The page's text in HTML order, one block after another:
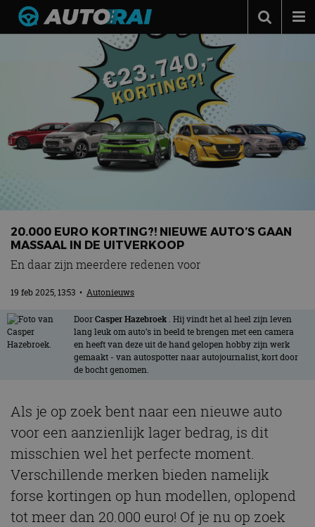
Autotests
Automerken
Adverteren
MotorRAI.nl
20.000 EURO KORTING?! NIEUWE AUTO’S GAAN
MASSAAL IN DE UITVERKOOP
En daar zijn meerdere redenen voor
19 feb 2025, 13:53 • Autonieuws
DoorCasper Hazebroek . Hij vindt het al heel zijn leven
lang leuk om auto’s in beeld te brengen met een camera
en heeft van deze uit de hand gelopen hobby zijn werk
gemaakt - van autospotter naar autojournalist, kort door
de bocht genomen.
Als je op zoek bent naar een nieuwe auto
voor een aanzienlijk lager bedrag, is dit
misschien wel het perfecte moment.
Verschillende merken bieden namelijk
forse kortingen op hun modellen, oplopend
tot meer dan 20.000 euro! Of je nu op zoek